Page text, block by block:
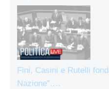
Fini, Casini e Rutelli
Nazione”.…